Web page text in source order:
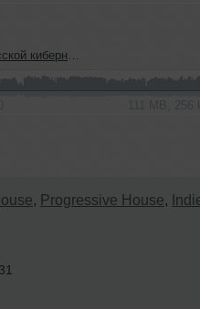
Киреевым (08.07.2026)
, Progressive House,